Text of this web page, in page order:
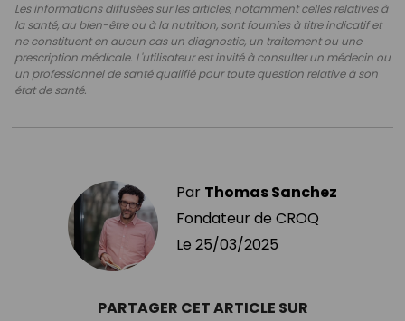
Les informations diffusées sur les articles, notamment celles relatives à
la santé, au bien-être ou à la nutrition, sont fournies à titre indicatif et
ne constituent en aucun cas un diagnostic, un traitement ou une
prescription médicale. L'utilisateur est invité à consulter un médecin ou
un professionnel de santé qualifié pour toute question relative à son
état de santé.
Par Thomas Sanchez
Fondateur de CROQ
Le 25/03/2025
PARTAGER CET ARTICLE SUR